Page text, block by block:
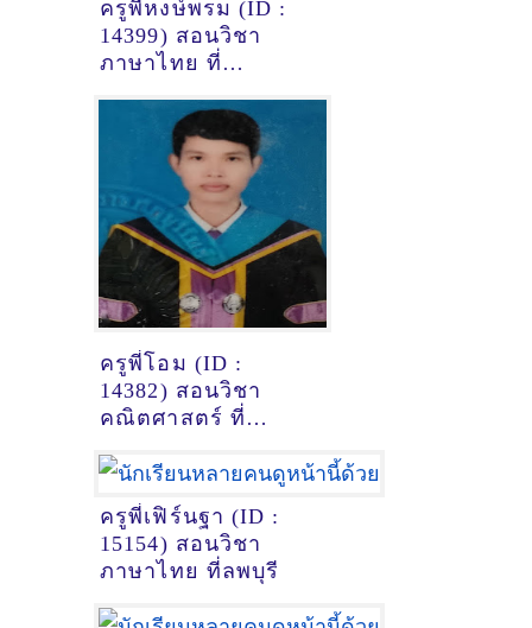
ครูพี่หงษ์พรม (ID :
14399) สอนวิชา
ภาษาไทย ที่
ครูพี่โอม (ID :
14382) สอนวิชา
คณิตศาสตร์ ที่
ครูพี่เฟิร์นฐา (ID :
15154) สอนวิชา
ภาษาไทย ที่ลพบุรี